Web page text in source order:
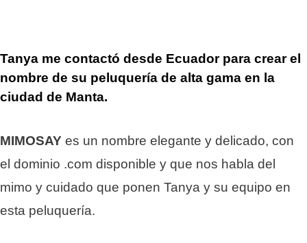
Tanya me contactó desde Ecuador para crear el
nombre de su peluquería de alta gama en la
ciudad de Manta.
MIMOSAY es un nombre elegante y delicado, con
el dominio .com disponible y que nos habla del
mimo y cuidado que ponen Tanya y su equipo en
esta peluquería.